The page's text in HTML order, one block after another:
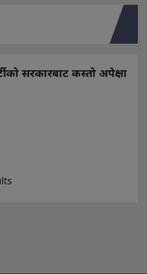
सरकारबाट कस्तो अपेक्षा